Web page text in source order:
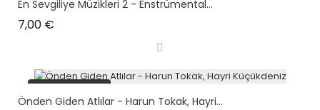
En Sevgiliye Müzikleri 2 - Enstrümental...
7,00 €
plus en stock
Önden Giden Atlılar - Harun Tokak, Hayri...